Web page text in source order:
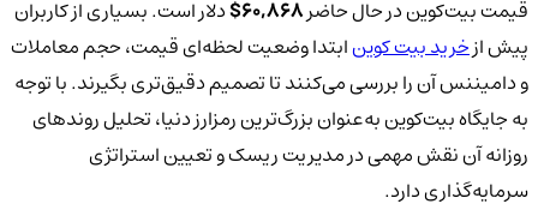
قیمت بیت‌کوین در حال حاضر60,868$ دلار است. بسیاری از کاربران
پیش ازخرید بیت کوینابتدا وضعیت لحظه‌ای قیمت، حجم معاملات
و دامیننس آن را بررسی می‌کنند تا تصمیم دقیق‌تری بگیرند. با توجه
به جایگاه بیت‌کوین به‌عنوان بزرگ‌ترین رمز‌ارز دنیا، تحلیل روندهای
روزانه آن نقش مهمی در مدیریت ریسک و تعیین استراتژی
سرمایه‌گذاری دارد.